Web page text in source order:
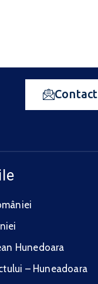
Contact
Hunedoara
– Huneadoara